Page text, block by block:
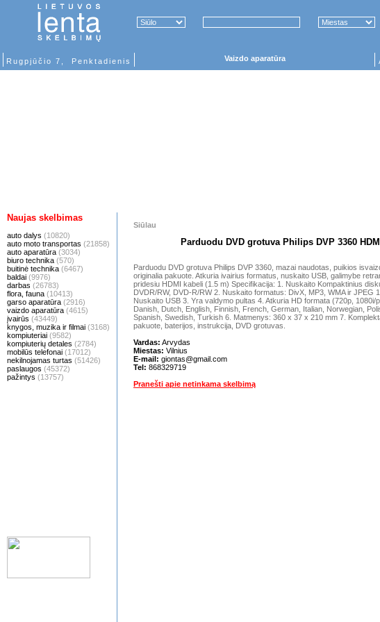
Rugpjūčio 7, Penktadienis Vaizdo aparatūra
Naujas skelbimas
auto dalys (10820)
auto moto transportas (21858)
auto aparatūra (3034)
biuro technika (570)
buitinė technika (6467)
baldai (9976)
darbas (26783)
flora, fauna (10413)
garso aparatūra (2916)
vaizdo aparatūra (4615)
įvairūs (43449)
knygos, muzika ir filmai (3168)
kompiuteriai (9582)
kompiuterių detales (2784)
mobilūs telefonai (17012)
nekilnojamas turtas (51426)
paslaugos (45372)
pažintys (13757)
Siūlau
Parduodu DVD grotuva Philips DVP 3360
Parduodu DVD grotuva Philips DVP 3360, mazai naudotas, puikios
originalia pakuote. Atkuria ivairius formatus, nuskaito USB, galimybe
pridesiu HDMI kabeli (1.5 m) Specifikacija: 1. Nuskaito Kompaktinius
DVDR/RW, DVD-R/RW 2. Nuskaito formatus: DivX, MP3, WMA ir JPEG
Nuskaito USB 3. Yra valdymo pultas 4. Atkuria HD formata (720p, 1080i/
Danish, Dutch, English, Finnish, French, German, Italian, Norwegian,
Spanish, Swedish, Turkish 6. Matmenys: 360 x 37 x 210 mm 7.
pakuote, baterijos, instrukcija, DVD grotuvas.
Vardas: Arvydas
Miestas: Vilnius
E-mail: giontas@gmail.com
Tel: 868329719
Pranešti apie netinkama skelbimą